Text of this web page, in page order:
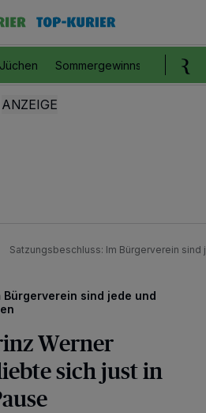
Jüchen Sommergewinnspiel
Satzungsbeschluss: Im Bürgerverein
sind jede und
Werner
sich just in